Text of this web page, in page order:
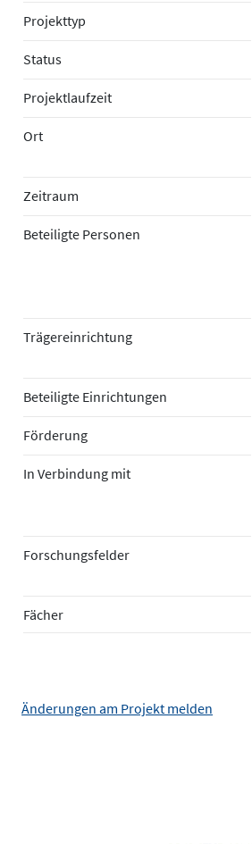
Projekttyp
Status
Projektlaufzeit
Ort
Zeitraum
Beteiligte Personen
Trägereinrichtung
Beteiligte Einrichtungen
Förderung
In Verbindung mit
Forschungsfelder
Fächer
Änderungen am Projekt melden